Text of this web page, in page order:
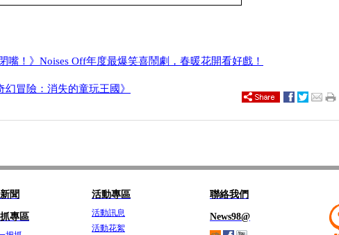
嘴！》Noises Off年度最爆笑喜鬧劇，春暖花開看好戲！
幻冒險：消失的童玩王國》
聞
專區
活動專區
活動訊息
活動花絮
聯絡我們
News98@